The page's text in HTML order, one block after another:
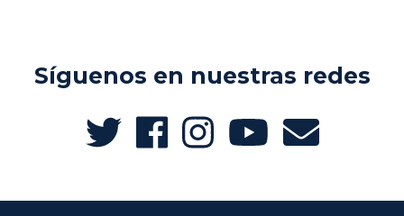
Síguenos en nuestras redes